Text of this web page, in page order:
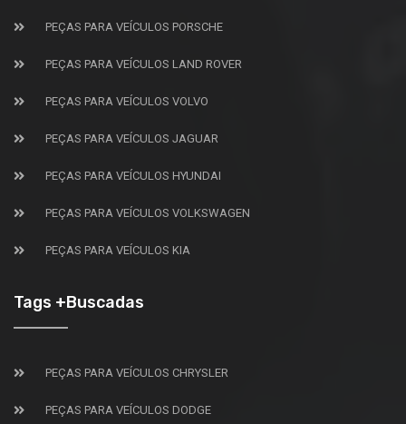
PEÇAS PARA VEÍCULOS PORSCHE
PEÇAS PARA VEÍCULOS LAND ROVER
PEÇAS PARA VEÍCULOS VOLVO
PEÇAS PARA VEÍCULOS JAGUAR
PEÇAS PARA VEÍCULOS HYUNDAI
PEÇAS PARA VEÍCULOS VOLKSWAGEN
PEÇAS PARA VEÍCULOS KIA
Tags +Buscadas
PEÇAS PARA VEÍCULOS CHRYSLER
PEÇAS PARA VEÍCULOS DODGE